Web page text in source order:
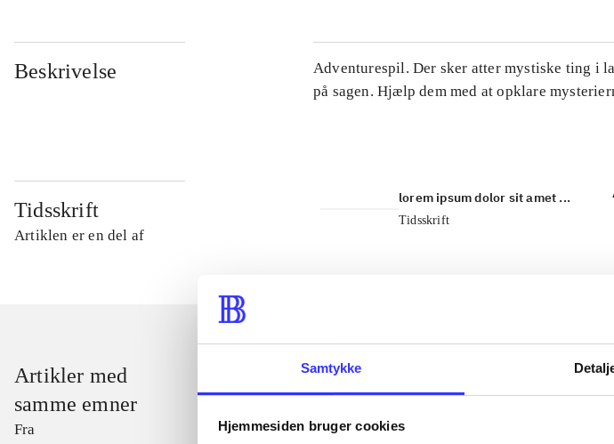
Samtykke
Hjemmesiden bruger cookies
Beskrivelse
Adventurespil. Der sker atter mystiske ting i
på sagen. Hjælp dem med at opklare
Tidsskrift
Artiklen er en del af
lorem ipsum dolor sit amet ...
Tidsskrift
Artikler med
samme emner
Fra